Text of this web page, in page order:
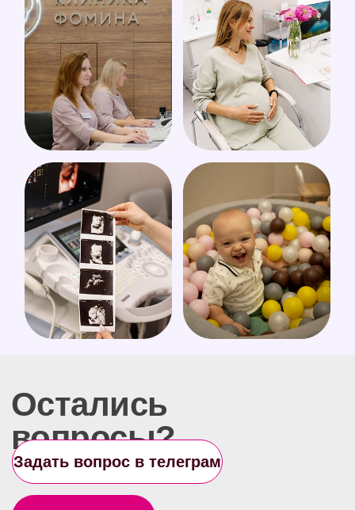
Согласие на
рассылку
Публичная оферта
Сведения об образовательной организации
Политика обработки персональных данных
Пользовательское соглашение
OOO «ДОФОМИН ОБРАЗОВАНИЕ», ИНН
9 729 301 475
Лицензия на ведение образовательной
деятельности № ЛО35-01298-
77/00180020